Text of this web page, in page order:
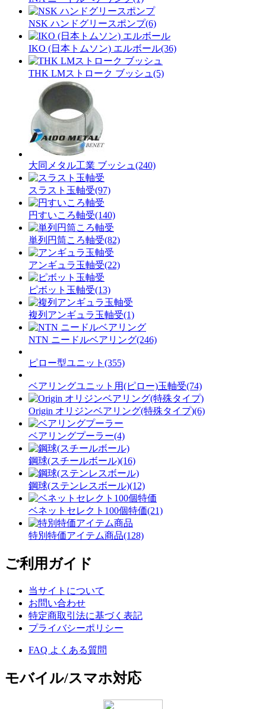
NSK ハンドグリースポンプ(6)
IKO (日本トムソン) エルボール(36)
THK LMストローク ブッシュ(5)
大同メタル工業 ブッシュ(240)
スラスト玉軸受(97)
円すいころ軸受(140)
単列円筒ころ軸受(82)
アンギュラ玉軸受(22)
ピボット玉軸受(13)
複列アンギュラ玉軸受(1)
NTN ニードルベアリング(246)
ピロー型ユニット(355)
ベアリングユニット用(ピロー)玉軸受(74)
Origin オリジンベアリング(特殊タイプ)(6)
ベアリングプーラー(4)
鋼球(スチールボール)(16)
鋼球(ステンレスボール)(12)
ベネットセレクト100個特価(21)
特別特価アイテム商品(128)
ご利用ガイド
当サイトについて
お問い合わせ
特定商取引法に基づく表記
プライバシーポリシー
FAQ よくある質問
モバイル/スマホ対応